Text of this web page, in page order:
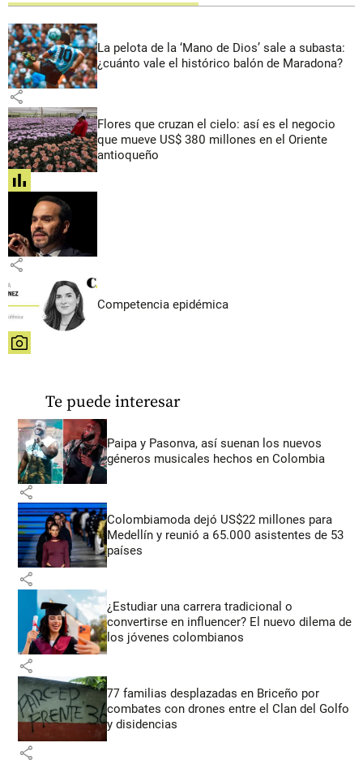
La pelota de la ‘Mano de Dios’ sale a subasta:
¿cuánto vale el histórico balón de Maradona?
share
Flores que cruzan el cielo: así es el negocio
que mueve US$ 380 millones en el Oriente
antioqueño
share
share
Competencia epidémica
share
Te puede interesar
Paipa y Pasonva, así suenan los nuevos
géneros musicales hechos en Colombia
share
Colombiamoda dejó US$22 millones para
Medellín y reunió a 65.000 asistentes de 53
países
share
¿Estudiar una carrera tradicional o
convertirse en influencer? El nuevo dilema de
los jóvenes colombianos
share
77 familias desplazadas en Briceño por
combates con drones entre el Clan del Golfo
y disidencias
share